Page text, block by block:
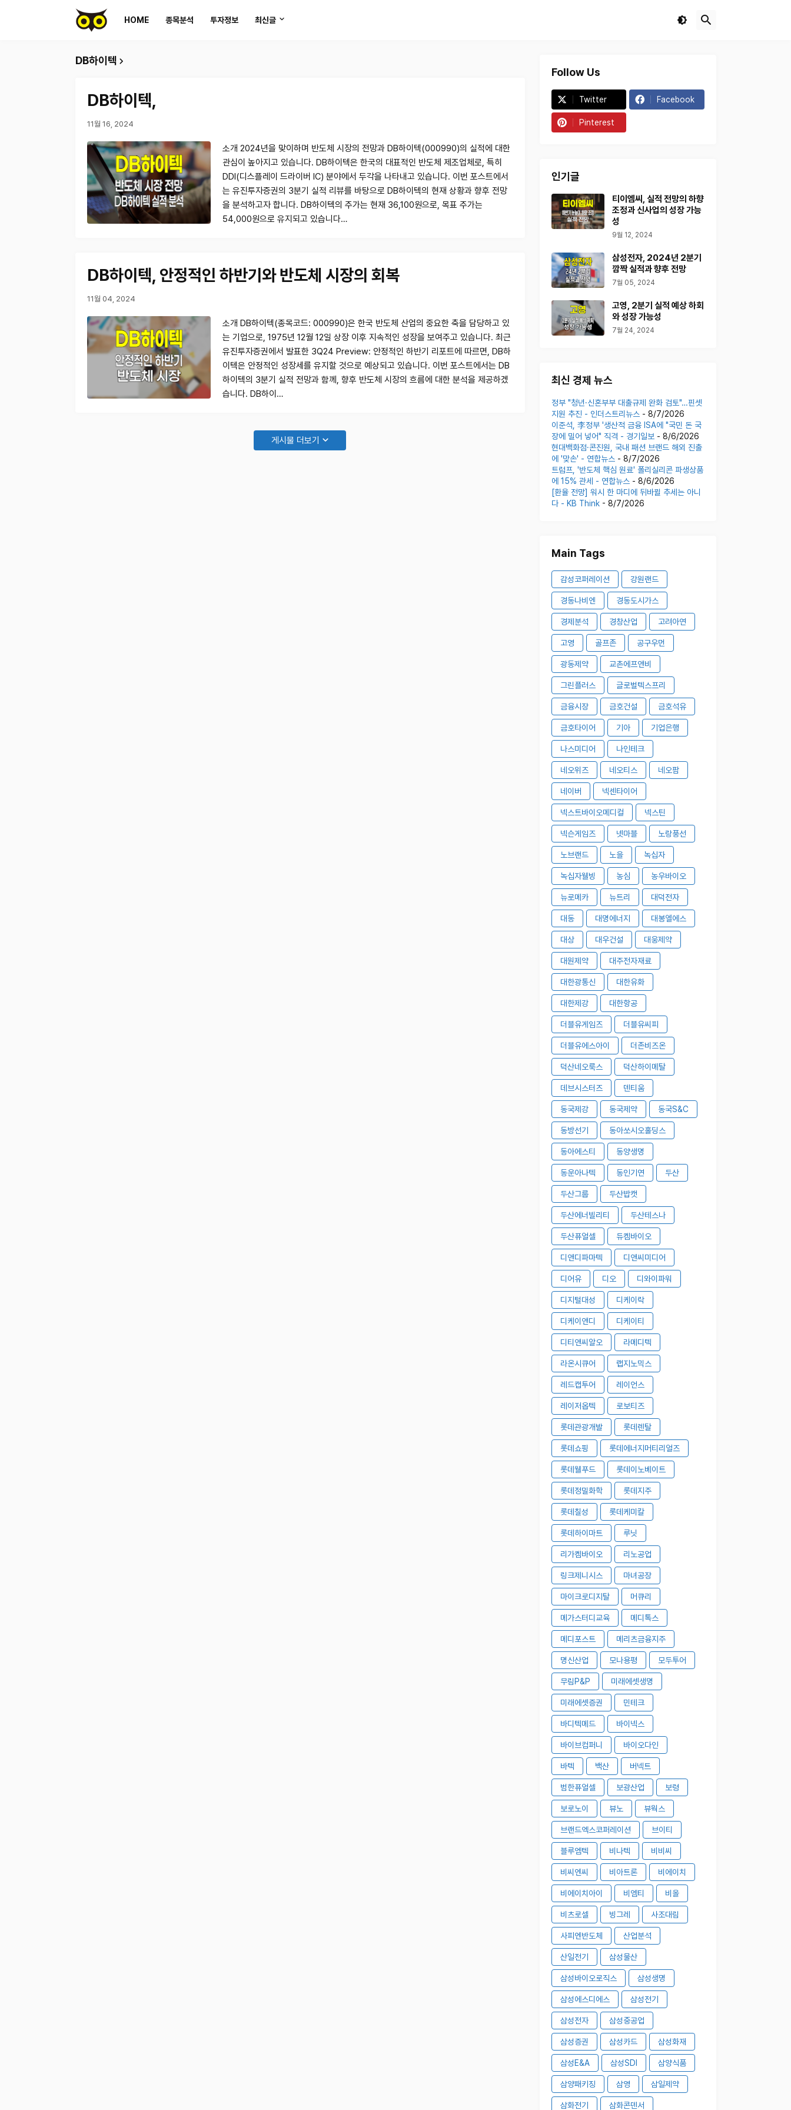
HOME 종목분석 투자정보 최신글
DB하이텍
DB하이텍,
11월 16, 2024
소개 2024년을 맞이하며 반도체 시장의 전망과 DB하이텍(000990)의 실적에 대한
관심이 높아지고 있습니다. DB하이텍은 한국의 대표적인 반도체 제조업체로, 특히
DDI(디스플레이 드라이버 IC) 분야에서 두각을 나타내고 있습니다. 이번 포스트에서
는 유진투자증권의 3분기 실적 리뷰를 바탕으로 DB하이텍의 현재 상황과 향후 전망
을 분석하고자 합니다. DB하이텍의 주가는 현재 36,100원으로, 목표 주가는
54,000원으로 유지되고 있습니다…
DB하이텍, 안정적인 하반기와 반도체 시장의 회복
11월 04, 2024
소개 DB하이텍(종목코드: 000990)은 한국 반도체 산업의 중요한 축을 담당하고 있
는 기업으로, 1975년 12월 12일 상장 이후 지속적인 성장을 보여주고 있습니다. 최근
유진투자증권에서 발표한 3Q24 Preview: 안정적인 하반기 리포트에 따르면, DB하
이텍은 안정적인 성장세를 유지할 것으로 예상되고 있습니다. 이번 포스트에서는 DB
하이텍의 3분기 실적 전망과 함께, 향후 반도체 시장의 흐름에 대한 분석을 제공하겠
습니다. DB하이…
게시물 더보기
Follow Us
Twitter Facebook
Pinterest
인기글
티이엠씨, 실적 전망의 하향
조정과 신사업의 성장 가능
성
9월 12, 2024
삼성전자, 2024년 2분기
깜짝 실적과 향후 전망
7월 05, 2024
고영, 2분기 실적 예상 하회
와 성장 가능성
7월 24, 2024
최신 경제 뉴스
정부 "청년·신혼부부 대출규제 완화 검토"…핀셋
지원 추진 - 인더스트리뉴스- 8/7/2026
이준석, 李정부 '생산적 금융 ISA에 "국민 돈 국
장에 밀어 넣어" 직격 - 경기일보 - 8/6/2026
현대백화점·콘진원, 국내 패션 브랜드 해외 진출
에 '맞손' - 연합뉴스- 8/7/2026
트럼프, '반도체 핵심 원료' 폴리실리콘 파생상품
에 15% 관세 - 연합뉴스- 8/6/2026
[환율 전망] 워시 한 마디에 뒤바뀔 추세는 아니
다 - KB Think- 8/7/2026
Main Tags
감성코퍼레이션 강원랜드
경동나비엔 경동도시가스
경제분석 경창산업 고려아연
고영 골프존 공구우먼
광동제약 교촌에프앤비
그린플러스 글로벌텍스프리
금융시장 금호건설 금호석유
금호타이어 기아 기업은행
나스미디어 나인테크
네오위즈 네오티스 네오팜
네이버 넥센타이어
넥스트바이오메디컬 넥스틴
넥슨게임즈 넷마블 노랑풍선
노브랜드 노을 녹십자
녹십자웰빙 농심 농우바이오
뉴로메카 뉴트리 대덕전자
대동 대명에너지 대봉엘에스
대상 대우건설 대웅제약
대원제약 대주전자재료
대한광통신 대한유화
대한제강 대한항공
더블유게임즈 더블유씨피
더블유에스아이 더존비즈온
덕산네오룩스 덕산하이메탈
데브시스터즈 덴티움
동국제강 동국제약 동국S&C
동방선기 동아쏘시오홀딩스
동아에스티 동양생명
동운아나텍 동인기연 두산
두산그룹 두산밥캣
두산에너빌리티 두산테스나
두산퓨얼셀 듀켐바이오
디앤디파마텍 디앤씨미디어
디어유 디오 디와이파워
디지털대성 디케이락
디케이앤디 디케이티
디티앤씨알오 라메디텍
라온시큐어 랩지노믹스
레드캡투어 레이언스
레이저옵텍 로보티즈
롯데관광개발 롯데렌탈
롯데쇼핑 롯데에너지머티리얼즈
롯데웰푸드 롯데이노베이트
롯데정밀화학 롯데지주
롯데칠성 롯데케미칼
롯데하이마트 루닛
리가켐바이오 리노공업
링크제니시스 마녀공장
마이크로디지탈 머큐리
메가스터디교육 메디톡스
메디포스트 메리츠금융지주
명신산업 모나용평 모두투어
무림P&P 미래에셋생명
미래에셋증권 민테크
바디텍메드 바이넥스
바이브컴퍼니 바이오다인
바텍 백산 버넥트
범한퓨얼셀 보광산업 보령
보로노이 뷰노 뷰웍스
브랜드엑스코퍼레이션 브이티
블루엠텍 비나텍 비비씨
비씨엔씨 비아트론 비에이치
비에이치아이 비엠티 비올
비츠로셀 빙그레 사조대림
사피엔반도체 산업분석
산일전기 삼성물산
삼성바이오로직스 삼성생명
삼성에스디에스 삼성전기
삼성전자 삼성중공업
삼성증권 삼성카드 삼성화재
삼성E&A 삼성SDI 삼양식품
삼양패키징 삼영 삼일제약
삼화전기 삼화콘덴서